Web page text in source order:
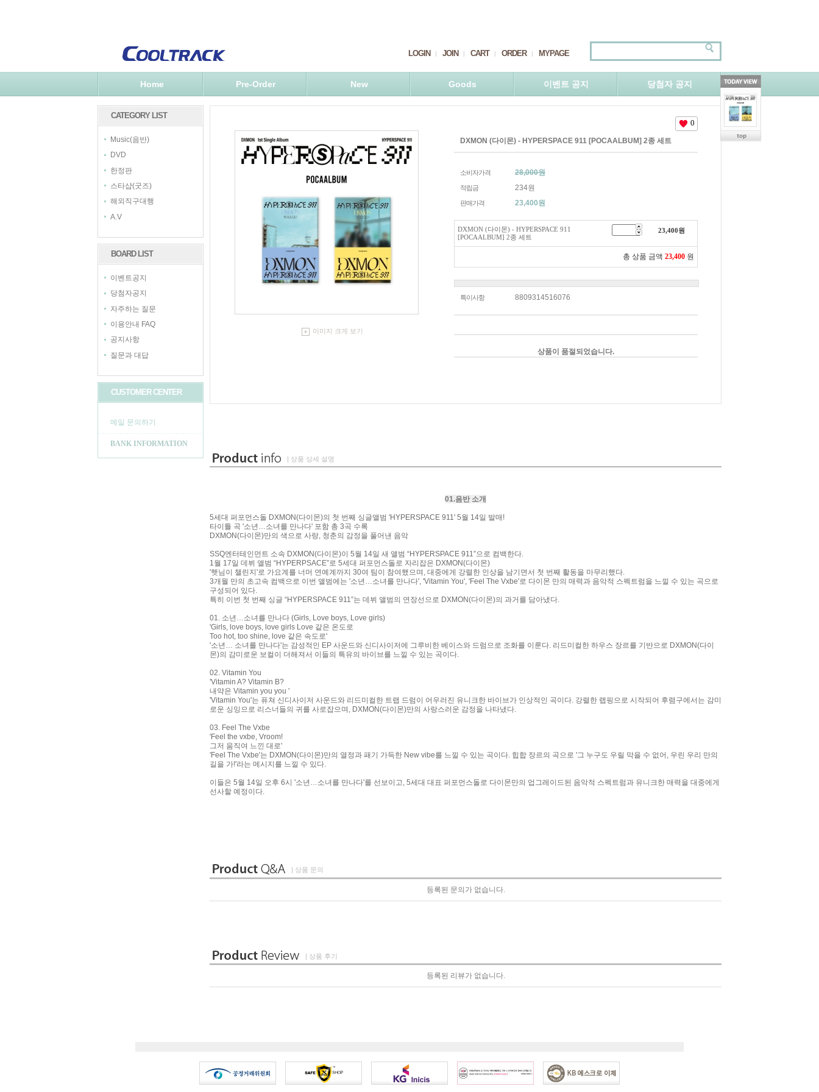
LOGIN JOIN CART ORDER MYPAGE
Home Pre-Order New Goods 이벤트 공지 당첨자 공지
CATEGORY LIST
Music(음반)
DVD
한정판
스타샵(굿즈)
해외직구대행
A.V
BOARD LIST
이벤트공지
당첨자공지
자주하는 질문
이용안내 FAQ
공지사항
질문과 대답
CUSTOMER CENTER
메일 문의하기
BANK INFORMATION
이미지 크게 보기
0
DXMON (다이몬) - HYPERSPACE 911 [POCAALBUM] 2종 세트
소비자가격 28,000원
적립금 234원
판매가격 23,400원
DXMON (다이몬) - HYPERSPACE 911
[POCAALBUM] 2종 세트
23,400원
총 상품 금액 23,400 원
특이사항 8809314516076
상품이 품절되었습니다.
| 상품 상세 설명
01.음반 소개
5세대 퍼포먼스돌 DXMON(다이몬)의 첫 번째 싱글앨범 'HYPERSPACE 911' 5월 14일 발매!
타이틀 곡 '소년…소녀를 만나다' 포함 총 3곡 수록
DXMON(다이몬)만의 색으로 사랑, 청춘의 감정을 풀어낸 음악
SSQ엔터테인먼트 소속 DXMON(다이몬)이 5월 14일 새 앨범 “HYPERSPACE 911”으로 컴백한다.
1월 17일 데뷔 앨범 “HYPERPSACE”로 5세대 퍼포먼스돌로 자리잡은 DXMON(다이몬)
'햇님이 챌린지'로 가요계를 너머 연예계까지 30여 팀이 참여했으며, 대중에게 강렬한 인상을 남기면서 첫 번째 활동을 마무리했다.
3개월 만의 초고속 컴백으로 이번 앨범에는 '소년…소녀를 만나다', 'Vitamin You', 'Feel The Vxbe'로 다이몬 만의 매력과 음악적 스펙트럼을 느낄 수 있는 곡으로
구성되어 있다.
특히 이번 첫 번째 싱글 “HYPERSPACE 911”는 데뷔 앨범의 연장선으로 DXMON(다이몬)의 과거를 담아냈다.
01. 소년…소녀를 만나다 (Girls, Love boys, Love girls)
'Girls, love boys, love girls Love 같은 온도로
Too hot, too shine, love 같은 속도로'
'소년… 소녀를 만나다'는 감성적인 EP 사운드와 신디사이저에 그루비한 베이스와 드럼으로 조화를 이룬다. 리드미컬한 하우스 장르를 기반으로 DXMON(다이
몬)의 감미로운 보컬이 더해져서 이들의 특유의 바이브를 느낄 수 있는 곡이다.
02. Vitamin You
'Vitamin A? Vitamin B?
내약은 Vitamin you you '
'Vitamin You'는 퓨쳐 신디사이저 사운드와 리드미컬한 트랩 드럼이 어우러진 유니크한 바이브가 인상적인 곡이다. 강렬한 랩핑으로 시작되어 후렴구에서는 감미
로운 싱잉으로 리스너들의 귀를 사로잡으며, DXMON(다이몬)만의 사랑스러운 감정을 나타냈다.
03. Feel The Vxbe
'Feel the vxbe, Vroom!
그저 움직여 느낀 대로'
'Feel The Vxbe'는 DXMON(다이몬)만의 열정과 패기 가득한 New vibe를 느낄 수 있는 곡이다. 힙합 장르의 곡으로 '그 누구도 우릴 막을 수 없어, 우린 우리 만의
길을 가!'라는 메시지를 느낄 수 있다.
이들은 5월 14일 오후 6시 '소년…소녀를 만나다'를 선보이고, 5세대 대표 퍼포먼스돌로 다이몬만의 업그레이드된 음악적 스펙트럼과 유니크한 매력을 대중에게
선사할 예정이다.
| 상품 문의
등록된 문의가 없습니다.
| 상품 후기
등록된 리뷰가 없습니다.